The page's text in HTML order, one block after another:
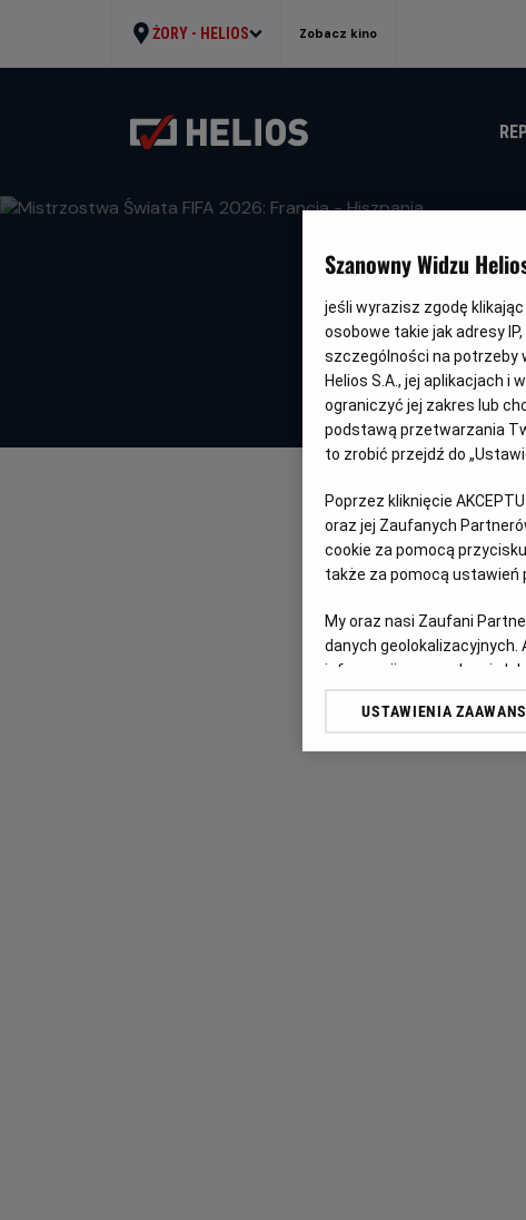
ŻORY - HELIOS Zobacz kino
Szanowny Widzu
jeśli wyrazisz zgodę klikając
osobowe takie jak adresy
szczególności na potrzeby
Helios S.A., jej aplikacjach
ograniczyć jej zakres lub
podstawą przetwarzania
to zrobić przejdź do
Poprzez kliknięcie
oraz jej Zaufanych
cookie za pomocą
także za pomocą ustawień
My oraz nasi Zaufani
danych
informacji na urządzeniu
odbiorców i ulepszanie
USTAWIENIA